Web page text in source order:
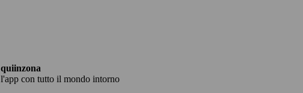
quiinzona
l'app con tutto il mondo intorno